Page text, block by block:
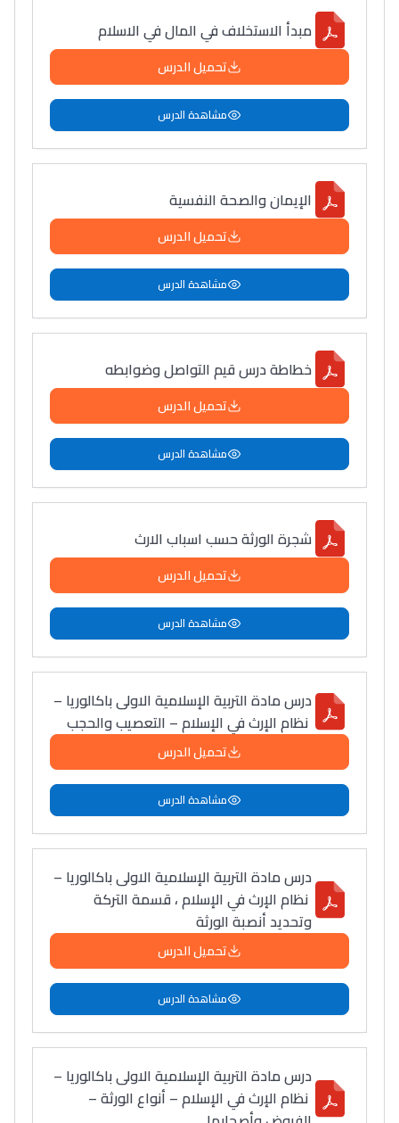
مبدأ الاستخلاف في المال في الاسلام
تحميل الدرس
مشاهدة الدرس
الإيمان والصحة النفسية
تحميل الدرس
مشاهدة الدرس
خطاطة درس قيم التواصل وضوابطه
تحميل الدرس
مشاهدة الدرس
شجرة الورثة حسب اسباب الارث
تحميل الدرس
مشاهدة الدرس
درس مادة التربية الإسلامية الاولى باكالوريا –
نظام الإرث في الإسلام – التعصيب والحجب
تحميل الدرس
مشاهدة الدرس
درس مادة التربية الإسلامية الاولى باكالوريا –
نظام الإرث في الإسلام ، قسمة التركة
وتحديد أنصبة الورثة
تحميل الدرس
مشاهدة الدرس
درس مادة التربية الإسلامية الاولى باكالوريا –
نظام الإرث في الإسلام – أنواع الورثة –